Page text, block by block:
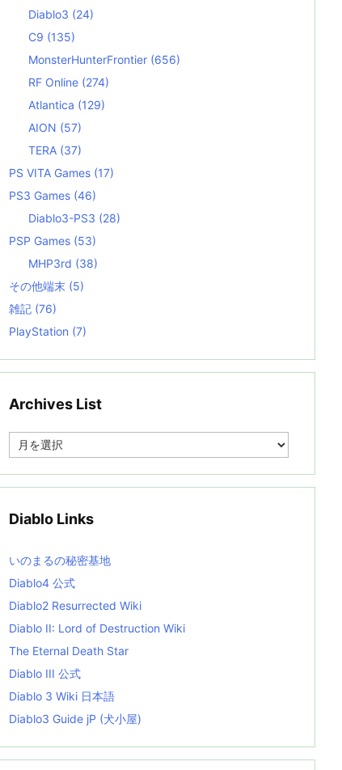
Diablo3 (24)
C9 (135)
MonsterHunterFrontier (656)
RF Online (274)
Atlantica (129)
AION (57)
TERA (37)
PS VITA Games (17)
PS3 Games (46)
Diablo3-PS3 (28)
PSP Games (53)
MHP3rd (38)
その他端末 (5)
雑記 (76)
PlayStation (7)
Archives List
e
i
s
t
Diablo Links
いのまるの秘密基地
Diablo4 公式
Diablo2 Resurrected Wiki
Diablo II: Lord of Destruction Wiki
The Eternal Death Star
Diablo III 公式
Diablo 3 Wiki 日本語
Diablo3 Guide jP (犬小屋)